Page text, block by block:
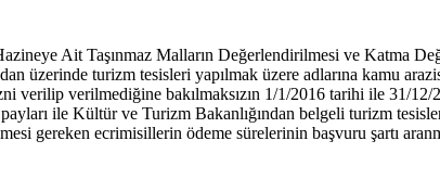
Ait Taşınmaz Malların Değerlendirilmesi ve Katma
üzerinde turizm tesisleri yapılmak üzere adlarına kamu
verilmediğine bakılmaksızın 1/1/2016 tarihi ile 31/
ile Kültür ve Turizm Bakanlığından belgeli turizm
gereken ecrimisillerin ödeme sürelerinin başvuru şartı